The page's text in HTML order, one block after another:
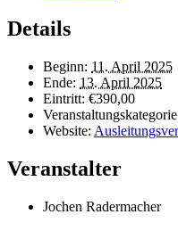
Details
Beginn: 11. April 2025
Ende: 13. April 2025
Eintritt: €390,00
Website:
Veranstalter
Jochen Radermacher